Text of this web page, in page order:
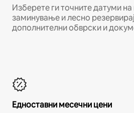
Изберете ги точните датуми
заминување и лесно
дополнителни обврски и
Едноставни месечни цени